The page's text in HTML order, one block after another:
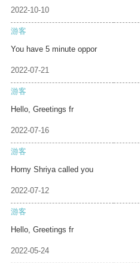
2022-10-10
游客
You have 5 minute oppor
2022-07-21
游客
Hello, Greetings fr
2022-07-16
游客
Horny Shriya called you
2022-07-12
游客
Hello, Greetings fr
2022-05-24